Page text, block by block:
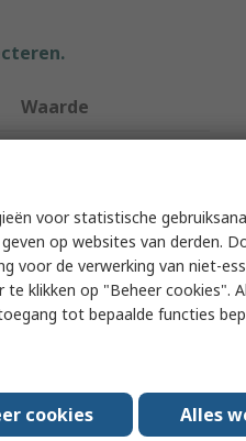
Waarde
±0.008 mm
0.001 in
60mm
voor statistische
op websites van derden.
voor de verwerking van niet-
klikken op "Beheer cookies".
tot bepaalde functies
cookies Alles